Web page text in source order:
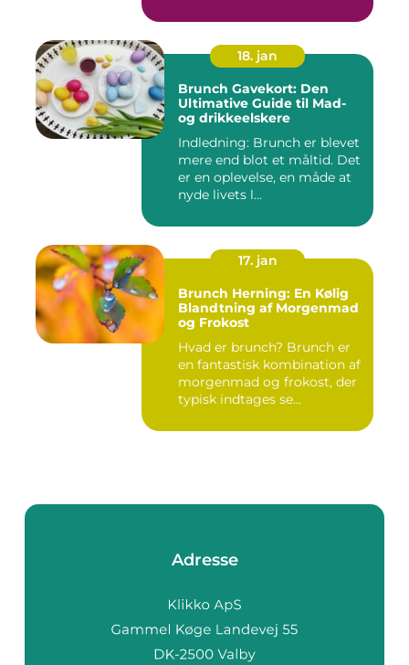
18. jan
Brunch Gavekort: Den
Ultimative Guide til Mad-
og drikkeelskere
Indledning: Brunch er blevet
mere end blot et måltid. Det
er en oplevelse, en måde at
nyde livets l...
17. jan
Brunch Herning: En Kølig
Blandtning af Morgenmad
og Frokost
Hvad er brunch? Brunch er
en fantastisk kombination af
morgenmad og frokost, der
typisk indtages se...
Adresse